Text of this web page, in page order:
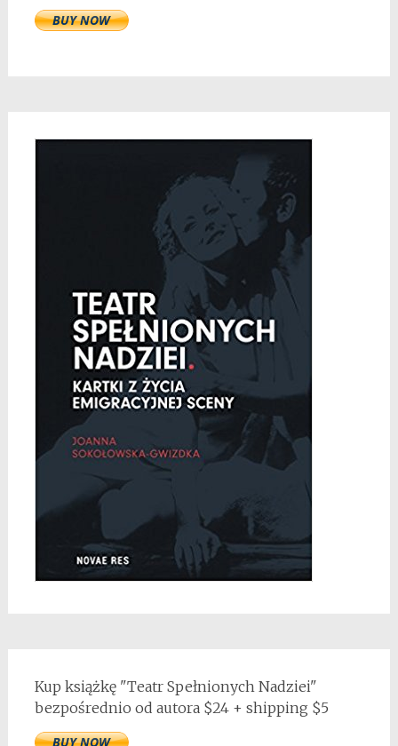
Kup książkę "Teatr Spełnionych Nadziei"
bezpośrednio od autora $24 + shipping $5